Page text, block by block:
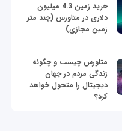
خرید زمین 4.3 میلیون
دلاری در متاورس (چند متر
زمین مجازی)
متاورس چیست و چگونه
زندگی مردم در جهان
دیجیتال را متحول خواهد
کرد؟